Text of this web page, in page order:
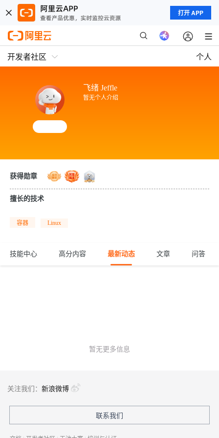
打开 APP
开发者社区 个人
飞绪 Jeffle
暂无个人介绍
获得勋章
擅长的技术
容器 Linux
技能中心 高分内容 最新动态 文章 问答
暂无更多信息
关注我们： 新浪微博
联系我们